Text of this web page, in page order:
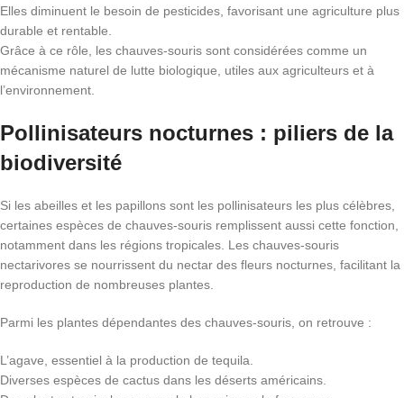
Elles diminuent le besoin de pesticides, favorisant une agriculture plus
durable et rentable.
Grâce à ce rôle, les chauves-souris sont considérées comme un
mécanisme naturel de lutte biologique, utiles aux agriculteurs et à
l’environnement.
Pollinisateurs nocturnes : piliers de la
biodiversité
Si les abeilles et les papillons sont les pollinisateurs les plus célèbres,
certaines espèces de chauves-souris remplissent aussi cette fonction,
notamment dans les régions tropicales. Les chauves-souris
nectarivores se nourrissent du nectar des fleurs nocturnes, facilitant la
reproduction de nombreuses plantes.
Parmi les plantes dépendantes des chauves-souris, on retrouve :
L’agave, essentiel à la production de tequila.
Diverses espèces de cactus dans les déserts américains.